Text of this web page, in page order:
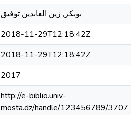
بوبكر, زين العابدين توفيق
2018-11-29T12:18:42Z
2018-11-29T12:18:42Z
2017
http://e-biblio.univ-
mosta.dz/handle/123456789/3707